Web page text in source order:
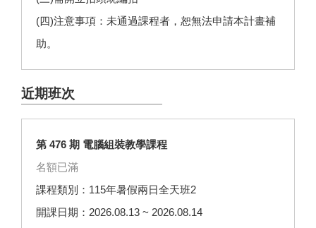
(四)注意事項：未通過課程者，恕無法申請本計畫補
助。
近期班次
第 476 期 電腦組裝教學課程
名額已滿
課程類別：115年暑假兩日全天班2
開課日期：2026.08.13 ~ 2026.08.14